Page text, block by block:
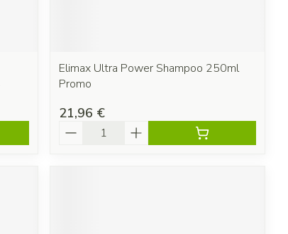
Elimax Ultra Power Shampoo 250ml
Promo
21,96 €
Quantité